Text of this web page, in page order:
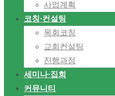
사업계획
코칭·컨설팅
목회코칭
교회컨설팅
진행과정
세미나·집회
커뮤니티